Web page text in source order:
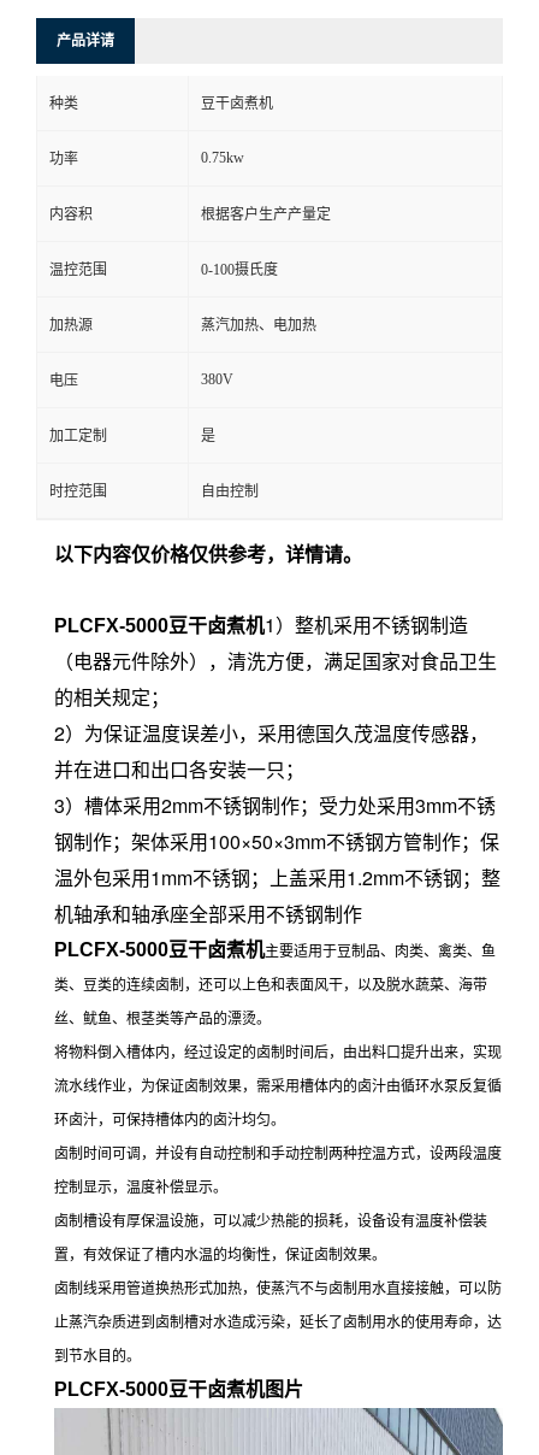
产品详请
种类 豆干卤煮机
功率 0.75kw
内容积 根据客户生产产量定
温控范围 0-100摄氏度
加热源 蒸汽加热、电加热
电压 380V
加工定制 是
时控范围 自由控制
以下内容仅价格仅供参考，详情请。
PLCFX-5000豆干卤煮机1）整机采用不锈钢制造
（电器元件除外），清洗方便，满足国家对食品卫生
的相关规定；
2）为保证温度误差小，采用德国久茂温度传感器，
并在进口和出口各安装一只；
3）槽体采用2mm不锈钢制作；受力处采用3mm不锈
钢制作；架体采用100×50×3mm不锈钢方管制作；保
温外包采用1mm不锈钢；上盖采用1.2mm不锈钢；整
机轴承和轴承座全部采用不锈钢制作
PLCFX-5000豆干卤煮机主要适用于豆制品、肉类、禽类、鱼
类、豆类的连续卤制，还可以上色和表面风干，以及脱水蔬菜、海带
丝、鱿鱼、根茎类等产品的漂烫。
将物料倒入槽体内，经过设定的卤制时间后，由出料口提升出来，实现
流水线作业，为保证卤制效果，需采用槽体内的卤汁由循环水泵反复循
环卤汁，可保持槽体内的卤汁均匀。
卤制时间可调，并设有自动控制和手动控制两种控温方式，设两段温度
控制显示，温度补偿显示。
卤制槽设有厚保温设施，可以减少热能的损耗，设备设有温度补偿装
置，有效保证了槽内水温的均衡性，保证卤制效果。
卤制线采用管道换热形式加热，使蒸汽不与卤制用水直接接触，可以防
止蒸汽杂质进到卤制槽对水造成污染，延长了卤制用水的使用寿命，达
到节水目的。
PLCFX-5000豆干卤煮机图片